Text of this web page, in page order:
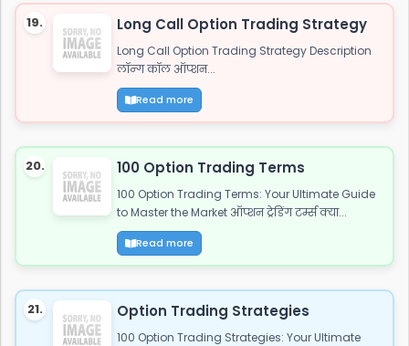
19. Long Call Option Trading Strategy
Long Call Option Trading Strategy Description
लॉन्ग कॉल ऑप्शन...
Read more
20. 100 Option Trading Terms
100 Option Trading Terms: Your Ultimate Guide
to Master the Market ऑप्शन ट्रेडिंग टर्म्स क्या...
Read more
21. Option Trading Strategies
100 Option Trading Strategies: Your Ultimate